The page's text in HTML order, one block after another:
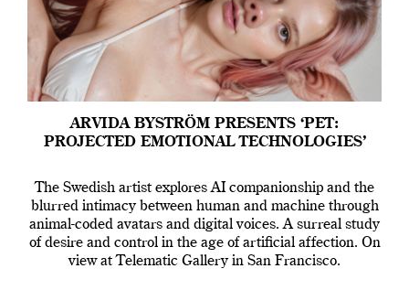
ARVIDA BYSTRÖM PRESENTS ‘PET:
PROJECTED EMOTIONAL TECHNOLOGIES’
The Swedish artist explores AI companionship and the
blurred intimacy between human and machine through
animal-coded avatars and digital voices. A surreal study
of desire and control in the age of artificial affection. On
view at Telematic Gallery in San Francisco.